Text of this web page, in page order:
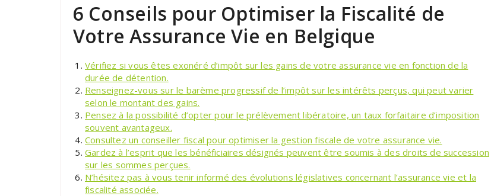
6 Conseils pour Optimiser la Fiscalité de
Votre Assurance Vie en Belgique
Vérifiez si vous êtes exonéré d’impôt sur les gains de votre assurance vie en fonction de la
durée de détention.
Renseignez-vous sur le barème progressif de l’impôt sur les intérêts perçus, qui peut varier
selon le montant des gains.
Pensez à la possibilité d’opter pour le prélèvement libératoire, un taux forfaitaire d’imposition
souvent avantageux.
Consultez un conseiller fiscal pour optimiser la gestion fiscale de votre assurance vie.
Gardez à l’esprit que les bénéficiaires désignés peuvent être soumis à des droits de succession
sur les sommes perçues.
N’hésitez pas à vous tenir informé des évolutions législatives concernant l’assurance vie et la
fiscalité associée.